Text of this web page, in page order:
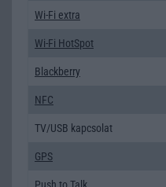
Wi-Fi extra
Wi-Fi HotSpot
Blackberry
NFC
TV/USB kapcsolat
GPS
Push to Talk